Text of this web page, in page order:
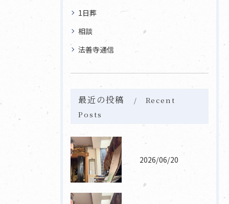
1日葬
相談
法善寺通信
最近の投稿
Recent
Posts
2026/06/20